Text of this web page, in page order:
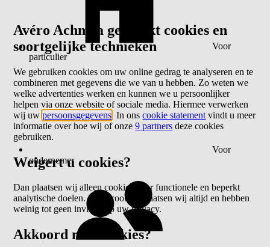
Voor
particulier
Voor
ondernemer
Avéro Achmea gebruikt cookies en
soortgelijke technieken
We gebruiken cookies om uw online gedrag te analyseren en te
combineren met gegevens die we van u hebben. Zo weten we
welke advertenties werken en kunnen we u persoonlijker
helpen via onze website of sociale media. Hiermee verwerken
wij uwpersoonsgegevens . In onscookie statement vindt u meer
informatie over hoe wij of onze9 partners deze cookies
gebruiken.
Weigert u cookies?
Dan plaatsen wij alleen cookies voor functionele en beperkt
analytische doelen. Deze cookies plaatsen wij altijd en hebben
weinig tot geen invloed op uw privacy.
Akkoord met cookies?